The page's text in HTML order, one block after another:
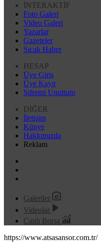
İNTERAKTİF
Foto Galeri
Video Galeri
Yazarlar
Gazeteler
Sıcak Haber
HESAP
Üye Giriş
Üye Kayıt
Şifremi Unuttum
DİĞER
İletişim
Künye
Hakkımızda
Reklam
Galeriler
Videolar
Canlı Borsa
https://www.atsasansor.com.tr/